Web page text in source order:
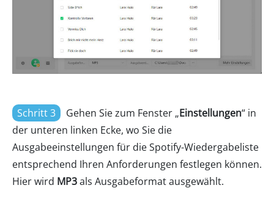
Schritt 3 Gehen Sie zum Fenster „Einstellungen“ in
der unteren linken Ecke, wo Sie die
Ausgabeeinstellungen für die Spotify-Wiedergabeliste
entsprechend Ihren Anforderungen festlegen können.
Hier wird MP3als Ausgabeformat ausgewählt.